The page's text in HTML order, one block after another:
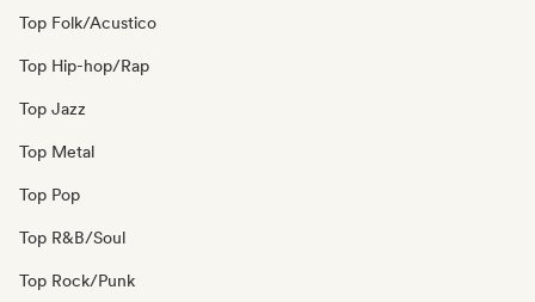
Top Folk/Acustico
Top Hip-hop/Rap
Top Jazz
Top Metal
Top Pop
Top R&B/Soul
Top Rock/Punk